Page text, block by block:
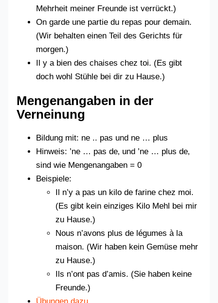
Mehrheit meiner Freunde ist verrückt.)
On garde une partie du repas pour demain.
(Wir behalten einen Teil des Gerichts für
morgen.)
Il y a bien des chaises chez toi. (Es gibt
doch wohl Stühle bei dir zu Hause.)
Mengenangaben in der
Verneinung
Bildung mit: ne .. pas und ne … plus
Hinweis: ’ne … pas de‚ und ’ne … plus de‚
sind wie Mengenangaben = 0
Beispiele:
Il n’y a pas un kilo de farine chez moi.
(Es gibt kein einziges Kilo Mehl bei mir
zu Hause.)
Nous n’avons plus de légumes à la
maison. (Wir haben kein Gemüse mehr
zu Hause.)
Ils n’ont pas d’amis. (Sie haben keine
Freunde.)